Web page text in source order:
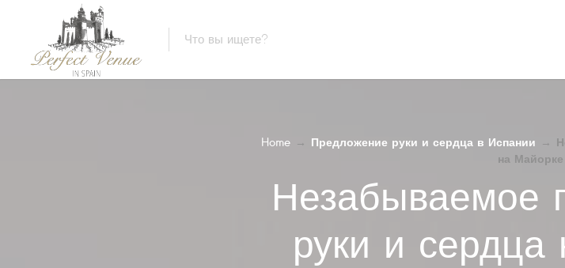
Home → Предложение руки и сердца в Испании →
на Майорке
Незабываемое
руки и